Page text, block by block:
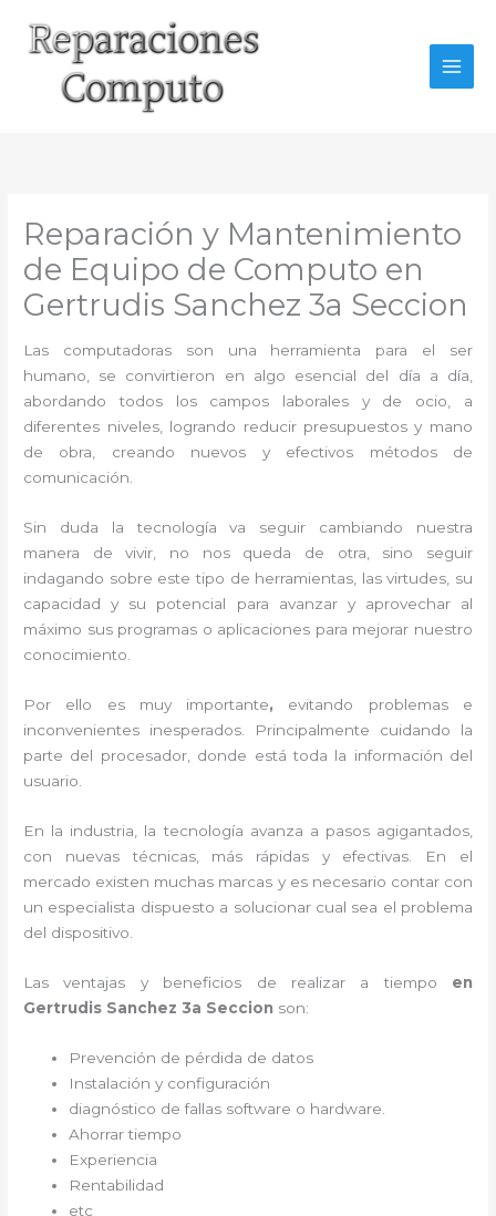
contenido
Reparación y Mantenimiento
de Equipo de Computo en
Gertrudis Sanchez 3a Seccion
Las computadoras son una herramienta para el ser
humano, se convirtieron en algo esencial del día a día,
abordando todos los campos laborales y de ocio, a
diferentes niveles, logrando reducir presupuestos y mano
de obra, creando nuevos y efectivos métodos de
comunicación.
Sin duda la tecnología va seguir cambiando nuestra
manera de vivir, no nos queda de otra, sino seguir
indagando sobre este tipo de herramientas, las virtudes, su
capacidad y su potencial para avanzar y aprovechar al
máximo sus programas o aplicaciones para mejorar nuestro
conocimiento.
Por ello es muy importante, evitando problemas e
inconvenientes inesperados. Principalmente cuidando la
parte del procesador, donde está toda la información del
usuario.
En la industria, la tecnología avanza a pasos agigantados,
con nuevas técnicas, más rápidas y efectivas . En el
mercado existen muchas marcas y es necesario contar con
un especialista dispuesto a solucionar cual sea el problema
del dispositivo.
Las ventajas y beneficios de realizar a tiempo en
Gertrudis Sanchez 3a Seccion son:
Prevención de pérdida de datos
Instalación y configuración
diagnóstico de fallas software o hardware
Ahorrar tiempo
Experiencia
Rentabilidad
etc